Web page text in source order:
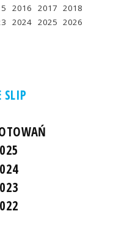
2016 2017 2018
2024 2025 2026
SLIP